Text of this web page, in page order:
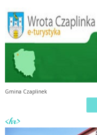
Gmina Czaplinek
<hr>